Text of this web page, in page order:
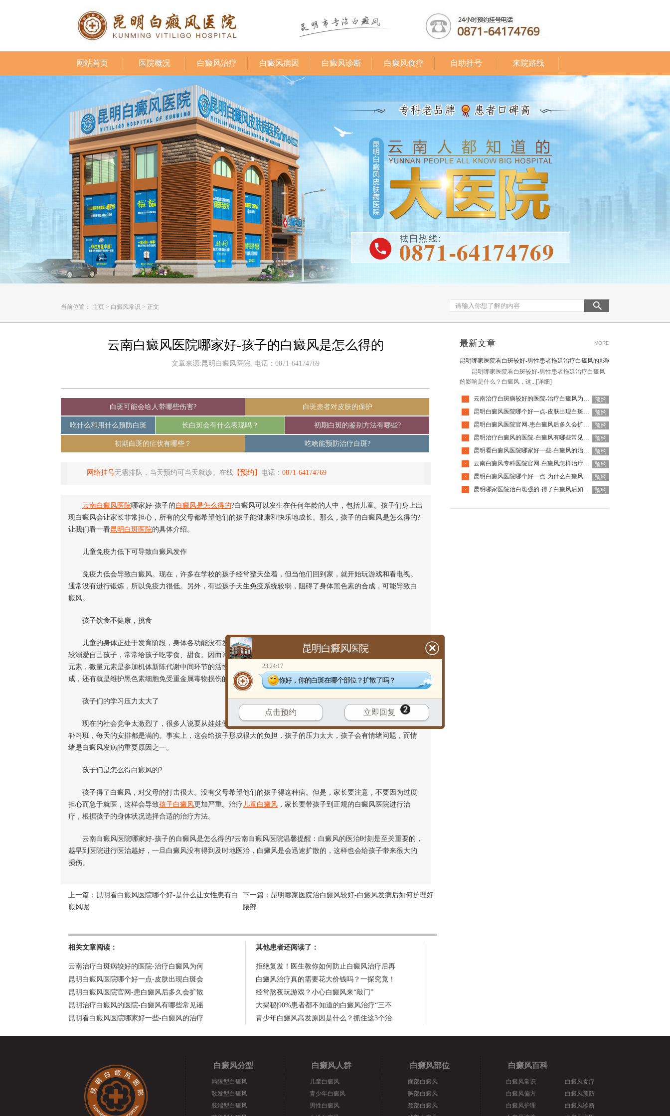
网站首页 医院概况 白癜风治疗 白癜风病因 白癜风诊断 白癜风食疗 自助挂号 来院路线
当前位置： 主页 > 白癜风常识 > 正文
云南白癜风医院哪家好-孩子的白癜风是怎么得的
文章来源:昆明白癜风医院, 电话：0871-64174769
白斑可能会给人带哪些伤害? 白斑患者对皮肤的保护
吃什么和用什么预防白斑 长白斑会有什么表现吗？ 初期白斑的鉴别方法有哪些?
初期白斑的症状有哪些？ 吃啥能预防治疗白斑?
网络挂号无需排队，当天预约可当天就诊。在线 【预约】 电话： 0871-64174769
云南白癜风医院哪家好-孩子的白癜风是怎么得的?白癜风可以发生在任何年龄的人中，包括儿童。孩子们身上出
现白癜风会让家长非常担心，所有的父母都希望他们的孩子能健康和快乐地成长。那么，孩子的白癜风是怎么得的?
让我们看一看昆明白斑医院的具体介绍。
儿童免疫力低下可导致白癜风发作
免疫力低会导致白癜风。现在，许多在学校的孩子经常整天坐着，但当他们回到家，就开始玩游戏和看电视。
通常没有进行锻炼，所以免疫力很低。另外，有些孩子天生免疫系统较弱，阻碍了身体黑色素的合成，可能导致白
癜风。
孩子饮食不健康，挑食
儿童的身体正处于发育阶段，身体各功能没有发育健全，他们所需求的营养是许多的。可是现在许多家长都比
较溺爱自己孩子，常常给孩子吃零食、甜食。因而许多小孩就会呈现偏食的状况，而偏食就会影响患者体内的微量
元素，微量元素是参加机体新陈代谢中间环节的活性物质，如铜、锌、硒、碘等，它们直接参加黑色素细胞的组
成，还有就是维护黑色素细胞免受重金属毒物损伤的效果，缺失微量元素就会导致白癜风的发作。
孩子们的学习压力太大了
现在的社会竞争太激烈了，很多人说要从娃娃做起，不要让孩子输在起跑线上，所以很多家长给孩子报了很多
补习班，每天的安排都是满的。事实上，这会给孩子形成很大的负担，孩子的压力太大，孩子会有情绪问题，而情
绪是白癜风发病的重要原因之一。
孩子们是怎么得白癜风的?
孩子得了白癜风，对父母的打击很大。没有父母希望他们的孩子得这种病。但是，家长要注意，不要因为过度
担心而急于就医，这样会导致孩子白癜风更加严重。治疗 儿童白癜风 ，家长要带孩子到正规的白癜风医院进行治
疗，根据孩子的身体状况选择合适的治疗方法。
云南白癜风医院哪家好-孩子的白癜风是怎么得的?云南白癜风医院温馨提醒：白癜风的医治时刻是至关重要的，
越早到医院进行医治越好，一旦白癜风没有得到及时地医治，白癜风是会迅速扩散的，这样也会给孩子带来很大的
损伤。
上一篇： 昆明看白癜风医院哪个好-是什么让女性患有白
癜风呢
下一篇： 昆明哪家医院治白癜风较好-白癜风发病后如何护理好
腰部
相关文章阅读：
云南治疗白斑病较好的医院-治疗白癜风为何
昆明白癜风医院哪个好一点-皮肤出现白斑会
昆明白癜风医院官网-患白癜风后多久会扩散
昆明治疗白癜风的医院-白癜风有哪些常见谣
昆明看白癜风医院哪家好一些-白癜风的治疗
其他患者还阅读了：
拒绝复发！医生教你如何防止白癜风治疗后再
白癜风治疗真的需要花大价钱吗？一探究竟！
经常熬夜玩游戏？小心白癜风来“敲门”
大揭秘|90%患者都不知道的白癜风治疗“三不
青少年白癜风高发原因是什么？抓住这3个治
最新文章 MORE
昆明哪家医院看白斑较好-男性患者拖延治疗白癜风的影响是什么
昆明哪家医院看白斑较好-男性患者拖延治疗白癜风
的影响是什么？白癜风，这... [详细]
· 云南治疗白斑病较好的医院-治疗白癜风为何如此难呢
预约
·
昆明白癜风医院哪个好一点-皮肤出现白斑会是白癜风吗
预约
·
昆明白癜风医院官网-患白癜风后多久会扩散呢
预约
·
昆明治疗白癜风的医院-白癜风有哪些常见谣言呢
预约
·
昆明看白癜风医院哪家好一些-白癜风的治疗要注意什么呢
预约
·
云南白癜风专科医院官网-白癜风怎样治疗才科学呢
预约
·
昆明白癜风医院哪个好一点-为什么白癜风治疗周期那么长呢
预约
·
昆明哪家医院治白斑强的-得了白癜风后如何调节心理问题呢 预约
白癜风分型
局限型白癜风
散发型白癜风
肢端型白癜风
白癜风人群
儿童白癜风
青少年白癜风
男性白癜风
白癜风部位
面部白癜风
胸部白癜风
颈部白癜风
白癜风百科
白癜风常识
白癜风偏方
白癜风护理
白癜风食疗
白癜风预防
白癜风诊断
昆明白癜风医院
23:24:17
你好，你的白斑在哪个部位？扩散了吗？
点击预约 立即回复